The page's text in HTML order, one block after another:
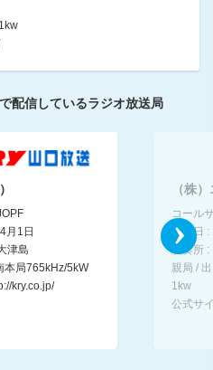
～窓辺でcafé time～
配信しているラジオ放送局
月1日
津島
本局765kHz/5kW
kry.co.jp/
（株
コール
開局日
演奏所 :
親局 /
1kw
公式サ